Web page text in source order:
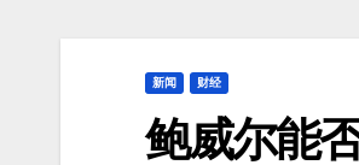
新闻 财经
鲍威尔能